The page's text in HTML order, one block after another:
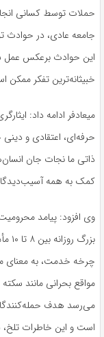
حملات توسط کسانی
جامعه عادی، در حوادث
این حوادث برعکس عمل
خبیثانه‌ترین تفکر ممکن
میعادفر ادامه داد:
حرفه‌ای، اعتقادی و
ذاتی ما نجات جان
کمک به همه
وی افزود: پیامد
چرخه خدمت، به معنای
مواقع بحرانی مانند
می‌رسد هدف
است و این خاطرات تلخ،